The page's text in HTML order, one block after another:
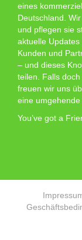
eines
Deutschland.
und pflegen sie
aktuelle
Kunden und
– und dieses
teilen. Falls
freuen wir uns
eine umgehende
You’ve got a